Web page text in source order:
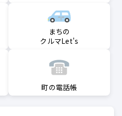
まちの
クルマLet's
町の電話帳